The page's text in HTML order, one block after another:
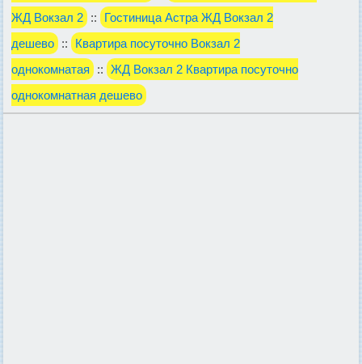
ЖД Вокзал 2 ::
Гостиница Астра ЖД Вокзал 2
дешево ::
Квартира посуточно Вокзал 2
однокомнатая
:: ЖД Вокзал 2 Квартира посуточно
однокомнатная дешево